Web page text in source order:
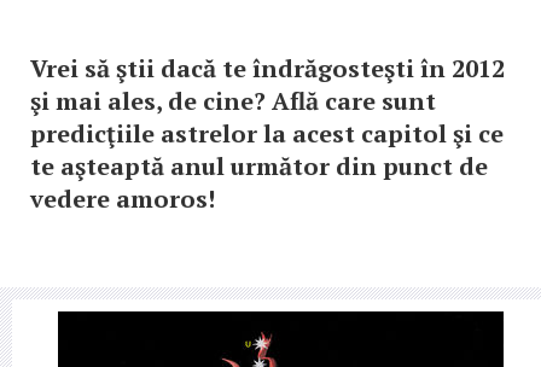
Vrei să ştii dacă te îndrăgosteşti în 2012
şi mai ales, de cine? Află care sunt
predicţiile astrelor la acest capitol şi ce
te aşteaptă anul următor din punct de
vedere amoros!